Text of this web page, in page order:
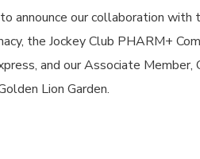
announce our collaboration with
the Jockey Club PHARM+
and our Associate Member,
Lion Garden.